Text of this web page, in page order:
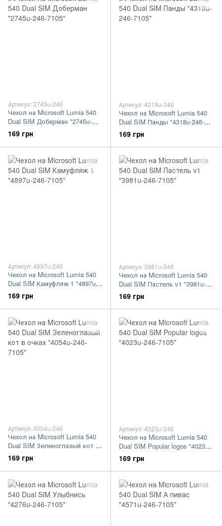
Артикул: 2745u-246
Чехол на Microsoft Lumia 540
Dual SIM Доберман "2745u-
246-7105"
169 грн
Артикул: 4318u-246
Чехол на Microsoft Lumia 540
Dual SIM Панды "4318u-246-
7105"
169 грн
Артикул: 4897u-246
Чехол на Microsoft Lumia 540
Dual SIM Камуфляж 1 "4897u-
246-7105"
169 грн
Артикул: 3981u-246
Чехол на Microsoft Lumia 540
Dual SIM Пастель v1 "3981u-
246-7105"
169 грн
Артикул: 4054u-246
Чехол на Microsoft Lumia 540
Dual SIM Зеленоглазый кот в
очках "4054u-246-7105"
169 грн
Артикул: 4023u-246
Чехол на Microsoft Lumia 540
Dual SIM Popular logos "4023u-
246-7105"
169 грн